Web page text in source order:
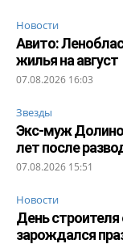
Новости
Авито:
жилья на август
07.08.2026 16:03
Звезды
Экс-муж
лет после
07.08.2026 15:51
Новости
День строителя
зарождался